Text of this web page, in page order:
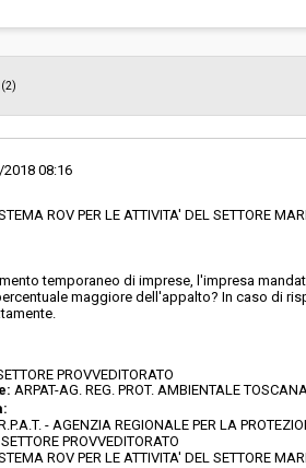
08:16
ROV PER LE ATTIVITA' DEL SETTORE
temporaneo di imprese, l'impresa
maggiore dell'appalto? In caso di
PROVVEDITORATO
ARPAT-AG. REG. PROT. AMBIENTALE
- AGENZIA REGIONALE PER LA
PROVVEDITORATO
ROV PER LE ATTIVITA' DEL SETTORE